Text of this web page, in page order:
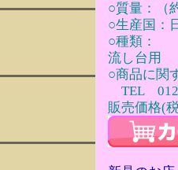
○質量：（
○生産国：
○種類：
流し台用
○商品に関
TEL
販売価格(